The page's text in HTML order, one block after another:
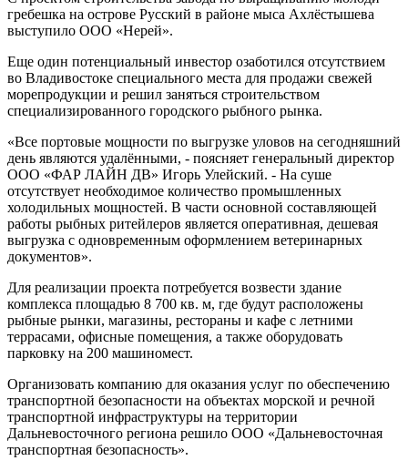
гребешка на острове Русский в районе мыса Ахлёстышева
выступило ООО «Нерей».
Еще один потенциальный инвестор озаботился отсутствием
во Владивостоке специального места для продажи свежей
морепродукции и решил заняться строительством
специализированного городского рыбного рынка.
«Все портовые мощности по выгрузке уловов на сегодняшний
день являются удалёнными, - поясняет генеральный директор
ООО «ФАР ЛАЙН ДВ» Игорь Улейский. - На суше
отсутствует необходимое количество промышленных
холодильных мощностей. В части основной составляющей
работы рыбных ритейлеров является оперативная, дешевая
выгрузка с одновременным оформлением ветеринарных
документов».
Для реализации проекта потребуется возвести здание
комплекса площадью 8 700 кв. м, где будут расположены
рыбные рынки, магазины, рестораны и кафе с летними
террасами, офисные помещения, а также оборудовать
парковку на 200 машиномест.
Организовать компанию для оказания услуг по обеспечению
транспортной безопасности на объектах морской и речной
транспортной инфраструктуры на территории
Дальневосточного региона решило ООО «Дальневосточная
транспортная безопасность».